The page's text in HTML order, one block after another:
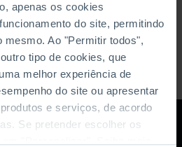
apenas os cookies
do site, permitindo
mesmo. Ao "Permitir todos",
tipo de cookies, que
melhor experiência de
do site ou apresentar
e serviços, de acordo
Se pretender escolher os